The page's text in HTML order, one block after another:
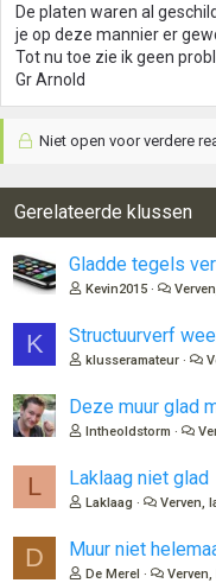
De platen waren al
je op deze mannier er
Tot nu toe zie ik geen
Gr Arnold
Niet open voor verdere
Gerelateerde klussen
Gladde tegels
Kevin2015
K Structuurverf
klusseramateur
Deze muur glad
Intheoldstorm
L Laklaag niet glad
Laklaag Verven,
D Muur niet
De Merel